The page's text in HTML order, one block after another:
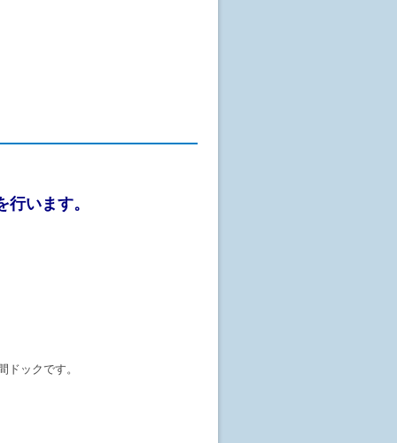
います。
ックです。